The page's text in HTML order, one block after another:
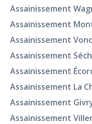
Assainissement
Assainissement
Assainissement
Assainissement
Assainissement
Assainissement La
Assainissement
Assainissement